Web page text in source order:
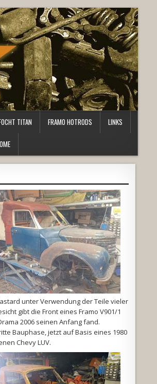
TITAN FRAMO HOTRODS LINKS
unter Verwendung der Teile vieler
gibt die Front eines Framo V901/1
2006 seinen Anfang fand.
Bauphase, jetzt auf Basis eines 1980
Chevy LUV.